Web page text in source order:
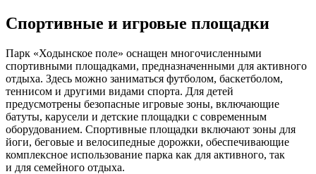
Спортивные и игровые площадки
Парк «Ходынское поле» оснащен многочисленными
спортивными площадками, предназначенными для активного
отдыха. Здесь можно заниматься футболом, баскетболом,
теннисом и другими видами спорта. Для детей
предусмотрены безопасные игровые зоны, включающие
батуты, карусели и детские площадки с современным
оборудованием. Спортивные площадки включают зоны для
йоги, беговые и велосипедные дорожки, обеспечивающие
комплексное использование парка как для активного, так
и для семейного отдыха.